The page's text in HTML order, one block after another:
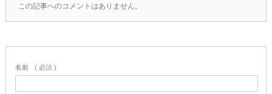
この記事へのコメントはありません。
名前 ( 必須 )